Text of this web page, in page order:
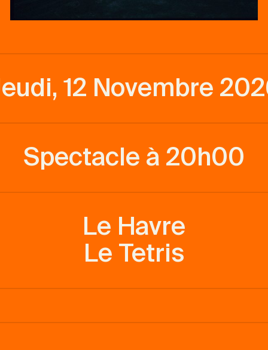
12 Novembre
Spectacle à 20h00
Le Havre
Le Tetris